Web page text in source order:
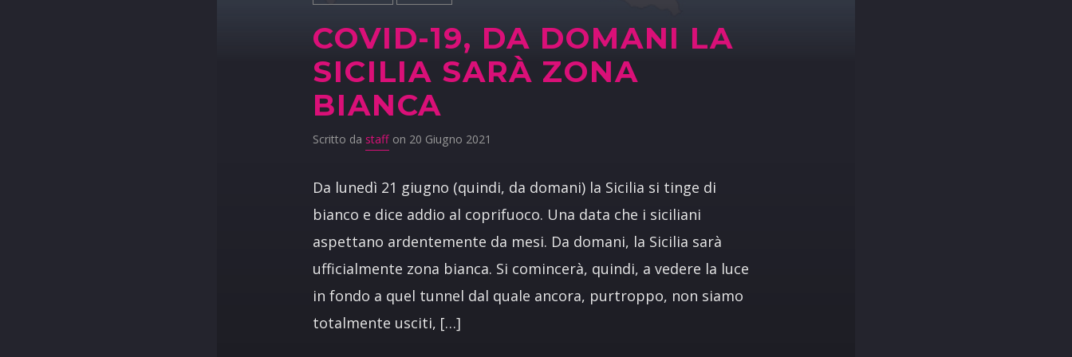
COVID-19, DA DOMANI LA
SICILIA SARÀ ZONA
BIANCA
Scritto da staff on 20 Giugno 2021
Da lunedì 21 giugno (quindi, da domani) la Sicilia si tinge di
bianco e dice addio al coprifuoco. Una data che i siciliani
aspettano ardentemente da mesi. Da domani, la Sicilia sarà
ufficialmente zona bianca. Si comincerà, quindi, a vedere la luce
in fondo a quel tunnel dal quale ancora, purtroppo, non siamo
totalmente usciti, […]